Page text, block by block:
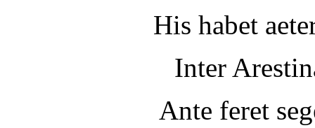
His habet aeternae
Inter Arestinas
Ante feret segetes